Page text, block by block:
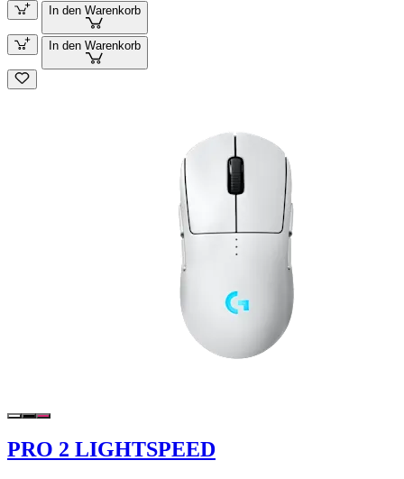
In den Warenkorb
In den Warenkorb
PRO 2 LIGHTSPEED